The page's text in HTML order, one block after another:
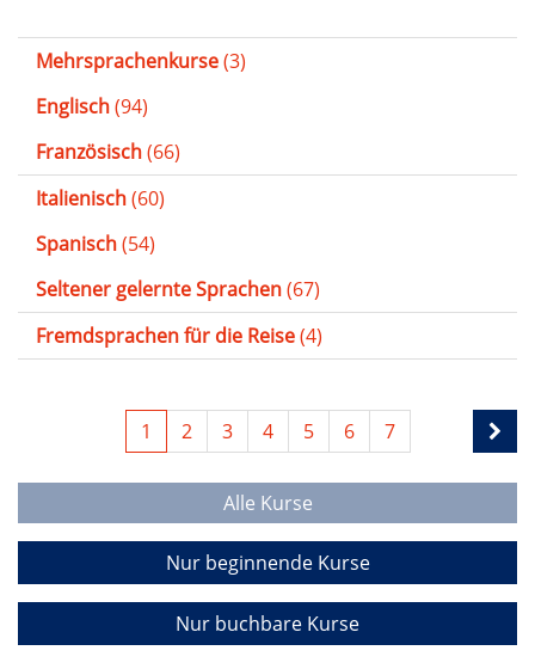
Mehrsprachenkurse(3)
Englisch(94)
Französisch(66)
Italienisch(60)
Spanisch(54)
Seltener gelernte Sprachen(67)
Fremdsprachen für die Reise(4)
1 2 3 4 5 6 7
Alle Kurse
Nur beginnende Kurse
Nur buchbare Kurse